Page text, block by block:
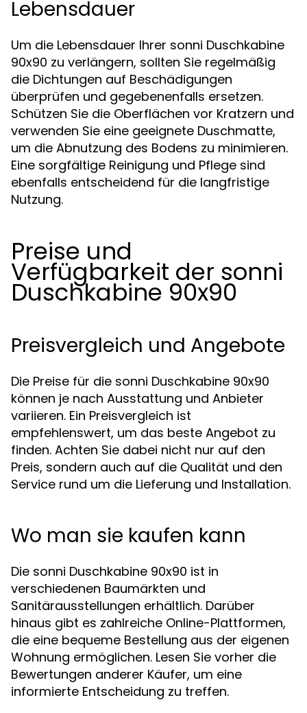
Lebensdauer
Um die Lebensdauer Ihrer sonni Duschkabine
90x90 zu verlängern, sollten Sie regelmäßig
die Dichtungen auf Beschädigungen
überprüfen und gegebenenfalls ersetzen.
Schützen Sie die Oberflächen vor Kratzern und
verwenden Sie eine geeignete Duschmatte,
um die Abnutzung des Bodens zu minimieren.
Eine sorgfältige Reinigung und Pflege sind
ebenfalls entscheidend für die langfristige
Nutzung.
Preise und
Verfügbarkeit der sonni
Duschkabine 90x90
Preisvergleich und Angebote
Die Preise für die sonni Duschkabine 90x90
können je nach Ausstattung und Anbieter
variieren. Ein Preisvergleich ist
empfehlenswert, um das beste Angebot zu
finden. Achten Sie dabei nicht nur auf den
Preis, sondern auch auf die Qualität und den
Service rund um die Lieferung und Installation.
Wo man sie kaufen kann
Die sonni Duschkabine 90x90 ist in
verschiedenen Baumärkten und
Sanitärausstellungen erhältlich. Darüber
hinaus gibt es zahlreiche Online-Plattformen,
die eine bequeme Bestellung aus der eigenen
Wohnung ermöglichen. Lesen Sie vorher die
Bewertungen anderer Käufer, um eine
informierte Entscheidung zu treffen.